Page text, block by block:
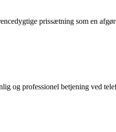
prissætning som en
og professionel betjening ved